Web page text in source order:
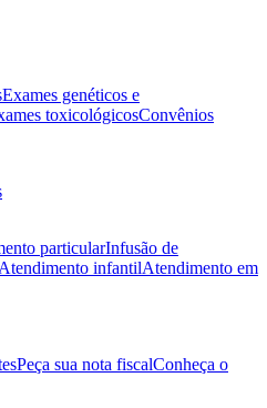
Exames genéticos e
toxicológicosConvênios
particularInfusão de
Atendimento infantilAtendimento em
Peça sua nota fiscalConheça o